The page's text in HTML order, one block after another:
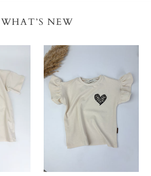
WHAT’S NEW
Flutter
Shirt
Leo
love